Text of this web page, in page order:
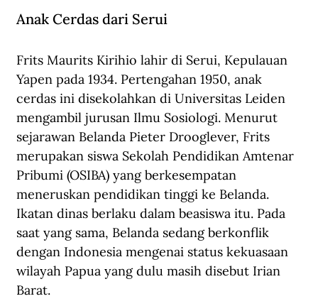
Anak Cerdas dari Serui
Frits Maurits Kirihio lahir di Serui, Kepulauan
Yapen pada 1934. Pertengahan 1950, anak
cerdas ini disekolahkan di Universitas Leiden
mengambil jurusan Ilmu Sosiologi. Menurut
sejarawan Belanda Pieter Drooglever, Frits
merupakan siswa Sekolah Pendidikan Amtenar
Pribumi (OSIBA) yang berkesempatan
meneruskan pendidikan tinggi ke Belanda.
Ikatan dinas berlaku dalam beasiswa itu. Pada
saat yang sama, Belanda sedang berkonflik
dengan Indonesia mengenai status kekuasaan
wilayah Papua yang dulu masih disebut Irian
Barat.